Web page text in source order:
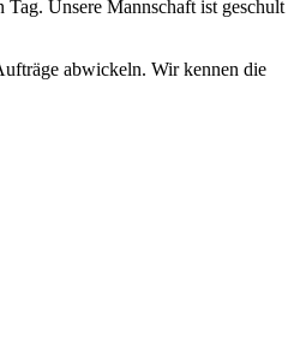
Unsere Mannschaft ist geschult
abwickeln. Wir kennen die